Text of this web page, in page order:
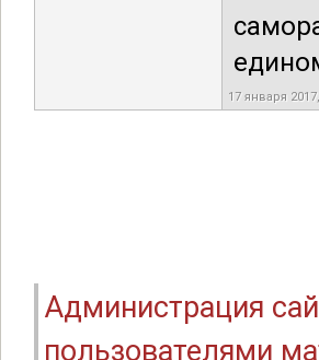
17 января
Администрация
пользователями